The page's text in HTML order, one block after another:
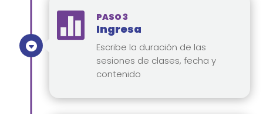
 PASO 3
Ingresa
Escribe la duración de las
sesiones de clases, fecha y
contenido